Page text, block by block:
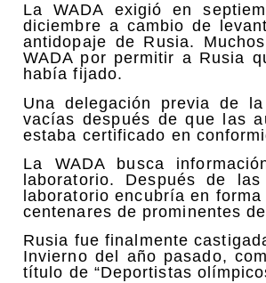
La WADA exigió en
diciembre a cambio de
antidopaje de Rusia.
WADA por permitir a Rusia
había fijado.
Una delegación previa de
vacías después de que las
estaba certificado en
La WADA busca
laboratorio. Después de
laboratorio encubría en
centenares de prominentes
Rusia fue finalmente
Invierno del año pasado,
título de “Deportistas